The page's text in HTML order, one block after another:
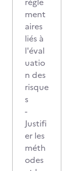
ment
aires
liés à
l'éval
uatio
n des
risque
s
-
Justifi
er les
méth
odes